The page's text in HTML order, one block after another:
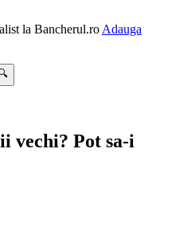
la Bancherul.ro Adauga
vechi? Pot sa-i